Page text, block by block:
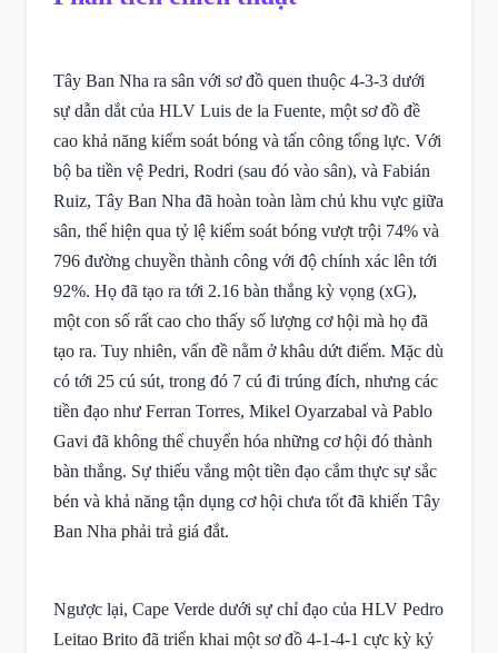
Tây Ban Nha ra sân với sơ đồ quen thuộc 4-3-3 dưới
sự dẫn dắt của HLV Luis de la Fuente, một sơ đồ đề
cao khả năng kiểm soát bóng và tấn công tổng lực. Với
bộ ba tiền vệ Pedri, Rodri (sau đó vào sân), và Fabián
Ruiz, Tây Ban Nha đã hoàn toàn làm chủ khu vực giữa
sân, thể hiện qua tỷ lệ kiểm soát bóng vượt trội 74% và
796 đường chuyền thành công với độ chính xác lên tới
92%. Họ đã tạo ra tới 2.16 bàn thắng kỳ vọng (xG),
một con số rất cao cho thấy số lượng cơ hội mà họ đã
tạo ra. Tuy nhiên, vấn đề nằm ở khâu dứt điểm. Mặc dù
có tới 25 cú sút, trong đó 7 cú đi trúng đích, nhưng các
tiền đạo như Ferran Torres, Mikel Oyarzabal và Pablo
Gavi đã không thể chuyển hóa những cơ hội đó thành
bàn thắng. Sự thiếu vắng một tiền đạo cắm thực sự sắc
bén và khả năng tận dụng cơ hội chưa tốt đã khiến Tây
Ban Nha phải trả giá đắt.
Ngược lại, Cape Verde dưới sự chỉ đạo của HLV Pedro
Leitao Brito đã triển khai một sơ đồ 4-1-4-1 cực kỳ kỷ